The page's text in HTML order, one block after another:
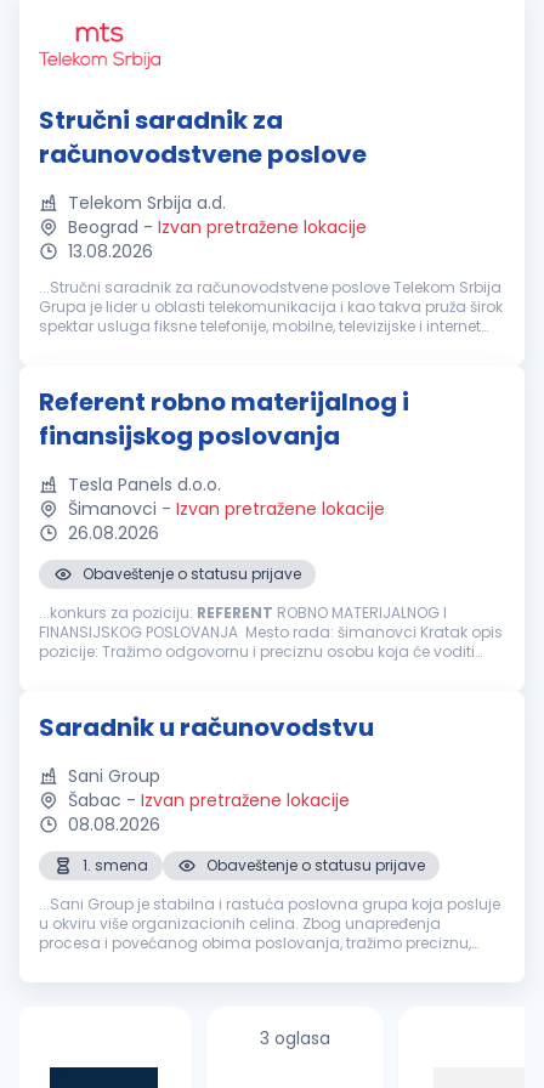
Stručni saradnik za
računovodstvene poslove
Telekom Srbija a.d.
Beograd - Izvan pretražene lokacije
13.08.2026
...Stručni saradnik za računovodstvene poslove Telekom Srbija
Grupa je lider u oblasti telekomunikacija i kao takva pruža širok
spektar usluga fiksne telefonije, mobilne, televizijske i internet
Referent robno materijalnog i
finansijskog poslovanja
Tesla Panels d.o.o.
Šimanovci - Izvan pretražene lokacije
26.08.2026
Obaveštenje o statusu prijave
...konkurs za poziciju: REFERENT ROBNO MATERIJALNOG I
FINANSIJSKOG POSLOVANJA Mesto rada: šimanovci Kratak opis
pozicije: Tražimo odgovornu i preciznu osobu koja će voditi
Saradnik u računovodstvu
Sani Group
Šabac - Izvan pretražene lokacije
08.08.2026
1. smena
Obaveštenje o statusu prijave
...Sani Group je stabilna i rastuća poslovna grupa koja posluje
u okviru više organizacionih celina. Zbog unapređenja
procesa i povećanog obima poslovanja, tražimo preciznu,
računovodstvu Ključne...
3 oglasa